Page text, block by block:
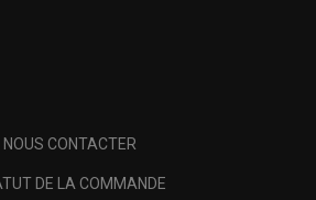
NOUS CONTACTER
DE LA COMMANDE